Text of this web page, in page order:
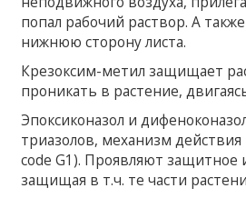
попал рабочий раствор. А
нижнюю сторону листа.
Крезоксим-метил защищает
проникать в растение,
Эпоксиконазол и
триазолов, механизм
code G1). Проявляют защитное
защищая в т.ч. те части